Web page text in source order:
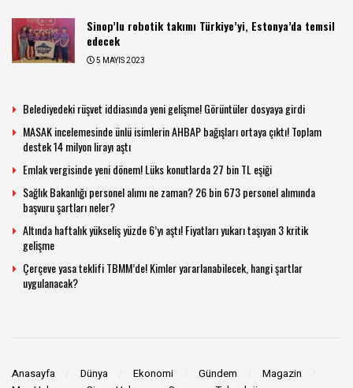
Sinop’lu robotik takımı Türkiye’yi, Estonya’da temsil
edecek
5 MAYIS 2023
Belediyedeki rüşvet iddiasında yeni gelişme! Görüntüler dosyaya girdi
MASAK incelemesinde ünlü isimlerin AHBAP bağışları ortaya çıktı! Toplam
destek 14 milyon lirayı aştı
Emlak vergisinde yeni dönem! Lüks konutlarda 27 bin TL eşiği
Sağlık Bakanlığı personel alımı ne zaman? 26 bin 673 personel alımında
başvuru şartları neler?
Altında haftalık yükseliş yüzde 6’yı aştı! Fiyatları yukarı taşıyan 3 kritik
gelişme
Çerçeve yasa teklifi TBMM’de! Kimler yararlanabilecek, hangi şartlar
uygulanacak?
Anasayfa Dünya Ekonomi Gündem
Magazin